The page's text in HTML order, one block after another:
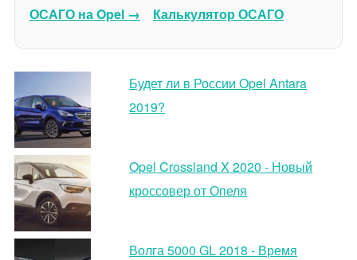
ОСАГО на Opel →
Калькулятор ОСАГО
Будет ли в России Opel Antara
2019?
Opel Crossland X 2020 - Новый
кроссовер от Опеля
Волга 5000 GL 2018 - Время